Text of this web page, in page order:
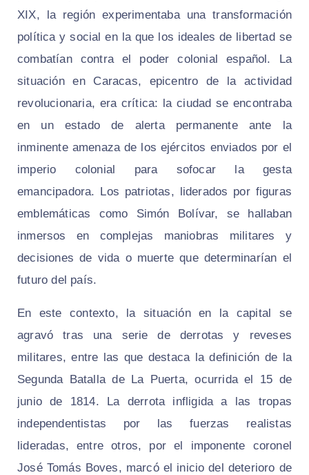
XIX, la región experimentaba una transformación
política y social en la que los ideales de libertad se
combatían contra el poder colonial español. La
situación en Caracas, epicentro de la actividad
revolucionaria, era crítica: la ciudad se encontraba
en un estado de alerta permanente ante la
inminente amenaza de los ejércitos enviados por el
imperio colonial para sofocar la gesta
emancipadora. Los patriotas, liderados por figuras
emblemáticas como Simón Bolívar, se hallaban
inmersos en complejas maniobras militares y
decisiones de vida o muerte que determinarían el
futuro del país.
En este contexto, la situación en la capital se
agravó tras una serie de derrotas y reveses
militares, entre las que destaca la definición de la
Segunda Batalla de La Puerta, ocurrida el 15 de
junio de 1814. La derrota infligida a las tropas
independentistas por las fuerzas realistas
lideradas, entre otros, por el imponente coronel
José Tomás Boves, marcó el inicio del deterioro de